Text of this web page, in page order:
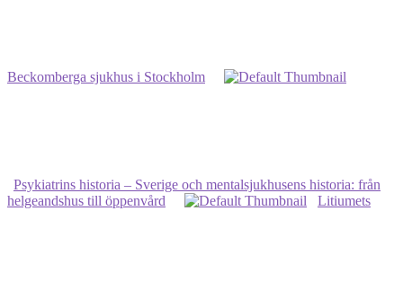
Beckomberga sjukhus i Stockholm
Psykiatrins historia – Sverige och mentalsjukhusens historia: från
helgeandshus till öppenvård
Litiumets